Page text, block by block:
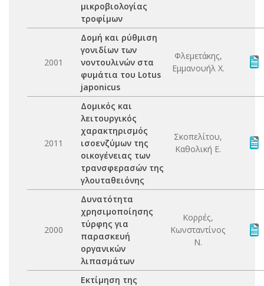
μικροβιολογίας
τροφίμων
2001
Δομή και ρύθμιση
γονιδίων των
νοντουλινών στα
φυμάτια του Lotus
japonicus
Φλεμετάκης,
Εμμανουήλ Χ.
2011
Δομικός και
λειτουργικός
χαρακτηρισμός
ισοενζύμων της
οικογένειας των
τρανσφερασών της
γλουταθειόνης
Σκοπελίτου,
Καθολική Ε.
2000
Δυνατότητα
χρησιμοποίησης
τύρφης για
παρασκευή
οργανικών
λιπασμάτων
Κορρές,
Κωνσταντίνος
Ν.
Εκτίμηση της